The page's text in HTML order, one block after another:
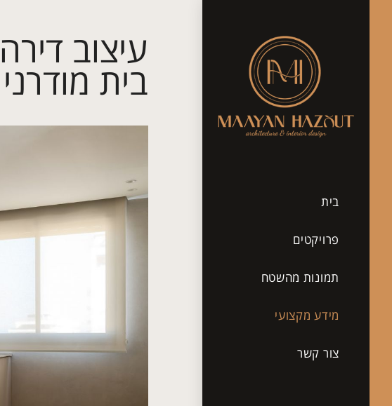
בית
פרויקטים
תמונות מהשטח
מידע מקצועי
צור קשר
עיצוב
בית